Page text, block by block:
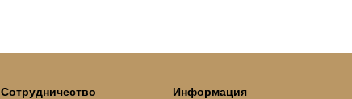
Сотрудничество Информация